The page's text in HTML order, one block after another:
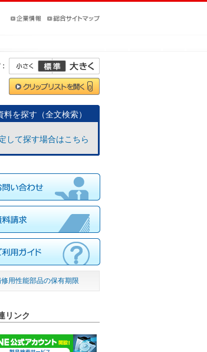
料を探す（全文検索）
して探す場合はこちら
用性能部品の保有期限
リンク